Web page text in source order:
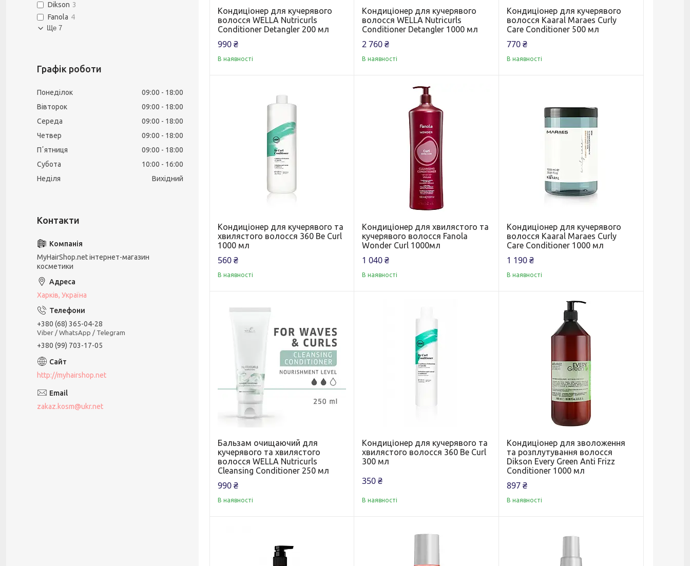
Кондиціонер для кучерявого
волосся WELLA Nutricurls
Conditioner Detangler 200 мл
990 ₴
В наявності
Кондиціонер для кучерявого
волосся WELLA Nutricurls
Conditioner Detangler 1000 мл
2 760 ₴
В наявності
Кондиціонер для кучерявого
волосся Kaaral Maraes Curly
Care Conditioner 500 мл
770 ₴
В наявності
Кондиціонер для кучерявого та
хвилястого волосся 360 Be Curl
1000 мл
560 ₴
В наявності
Кондиціонер для хвилястого та
кучерявого волосся Fanola
Wonder Curl 1000мл
1 040 ₴
В наявності
Кондиціонер для кучерявого
волосся Kaaral Maraes Curly
Care Conditioner 1000 мл
1 190 ₴
В наявності
Бальзам очищаючий для
кучерявого та хвилястого
волосся WELLA Nutricurls
Cleansing Conditioner 250 мл
990 ₴
В наявності
Кондиціонер для кучерявого та
хвилястого волосся 360 Be Curl
300 мл
350 ₴
В наявності
Кондиціонер для зволоження
та розплутування волосся
Dikson Every Green Anti Frizz
Conditioner 1000 мл
897 ₴
В наявності
Dikson 3
Fanola 4
Ще 7
Графік роботи
Понеділок 09:00
18:00
Вівторок
09:00
18:00
Середа
09:00
18:00
Четвер
09:00
18:00
Пʼятниця
09:00
18:00
Субота
10:00
16:00
Неділя
Вихідний
MyHairShop.net інтернет-магазин
косметики
Харків, Україна
+380 (68) 365-04-28
Viber / WhatsApp / Telegram
+380 (99) 703-17-05
http://myhairshop.net
zakaz.kosm@ukr.net